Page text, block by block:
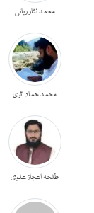
محمد نثار ربانی
محمد حماد اثری
طلحہ اعجاز علوی